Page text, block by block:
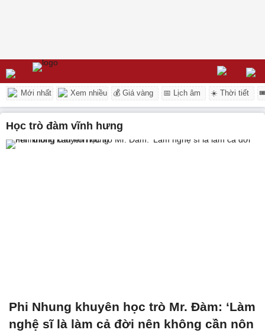
Mới nhất Xem nhiều 💰 Giá vàng 📅 Lịch âm ☀️ Thời tiết
học trò đàm vĩnh hưng
Phi Nhung khuyên học trò Mr. Đàm: ‘Làm
nghệ sĩ là làm cả đời nên không cần nôn